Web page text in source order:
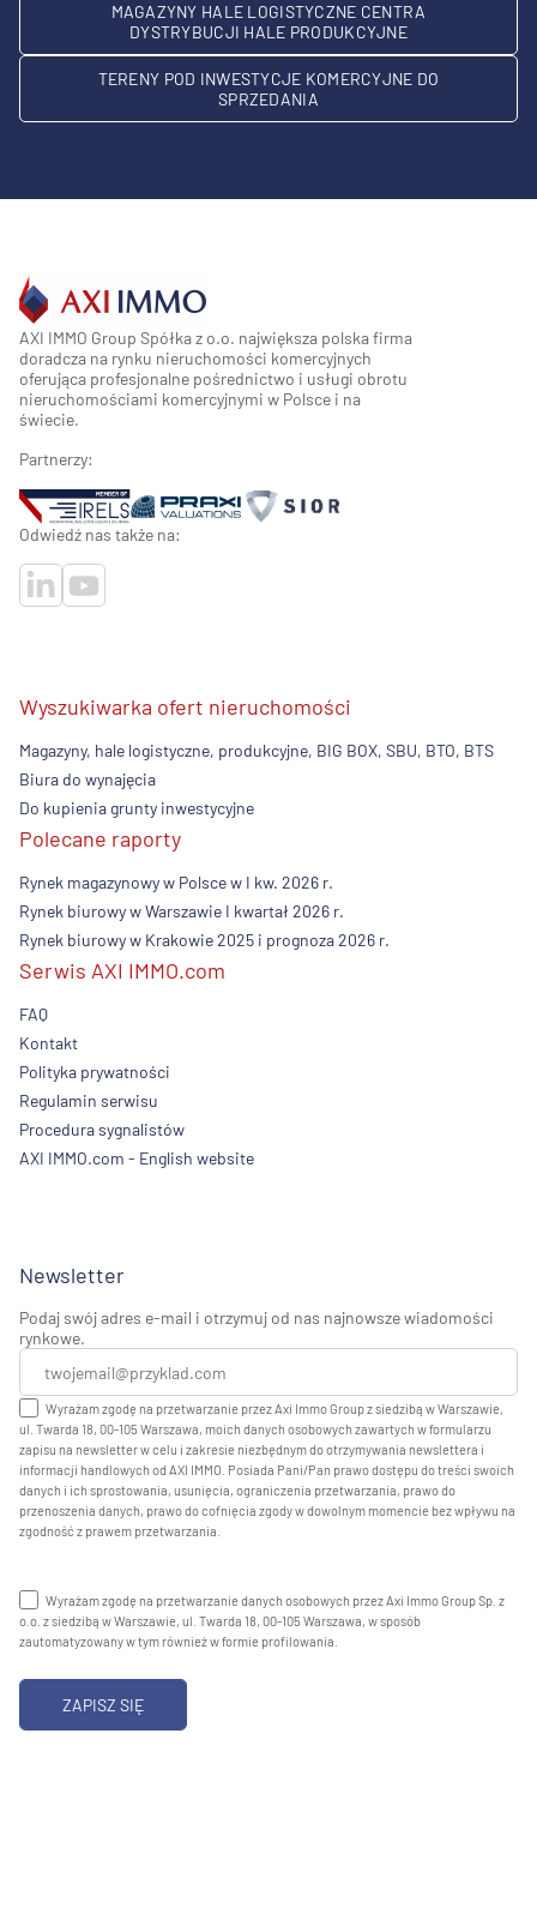
MAGAZYNY HALE LOGISTYCZNE CENTRA
DYSTRYBUCJI HALE PRODUKCYJNE
TERENY POD INWESTYCJE KOMERCYJNE DO
SPRZEDANIA
AXI IMMO Group Spółka z o.o. największa polska firma
doradcza na rynku nieruchomości komercyjnych
oferująca profesjonalne pośrednictwo i usługi obrotu
nieruchomościami komercyjnymi w Polsce i na
świecie.
Partnerzy:
Odwiedź nas także na:
Wyszukiwarka ofert nieruchomości
Magazyny, hale logistyczne, produkcyjne, BIG BOX, SBU, BTO, BTS
Biura do wynajęcia
Do kupienia grunty inwestycyjne
Polecane raporty
Rynek magazynowy w Polsce w I kw. 2026 r.
Rynek biurowy w Warszawie I kwartał 2026 r.
Rynek biurowy w Krakowie 2025 i prognoza 2026 r.
Serwis AXI IMMO.com
FAQ
Kontakt
Polityka prywatności
Regulamin serwisu
Procedura sygnalistów
AXI IMMO.com - English website
Newsletter
Podaj swój adres e-mail i otrzymuj od nas najnowsze wiadomości
rynkowe.
Wyrażam zgodę na przetwarzanie przez Axi Immo Group z siedzibą w Warszawie,
ul. Twarda 18, 00-105 Warszawa, moich danych osobowych zawartych w formularzu
zapisu na newsletter w celu i zakresie niezbędnym do otrzymywania newslettera i
informacji handlowych od AXI IMMO. Posiada Pani/Pan prawo dostępu do treści swoich
danych i ich sprostowania, usunięcia, ograniczenia przetwarzania, prawo do
przenoszenia danych, prawo do cofnięcia zgody w dowolnym momencie bez wpływu na
zgodność z prawem przetwarzania.
Wyrażam zgodę na przetwarzanie danych osobowych przez Axi Immo Group Sp. z
o.o. z siedzibą w Warszawie, ul. Twarda 18, 00-105 Warszawa, w sposób
zautomatyzowany w tym również w formie profilowania.